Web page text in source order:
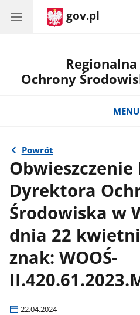
gov.pl
Ochrony
MENU
Powrót
Dyrektora
Środowiska w
dnia 22
znak: WOOŚ-
22.04.2024